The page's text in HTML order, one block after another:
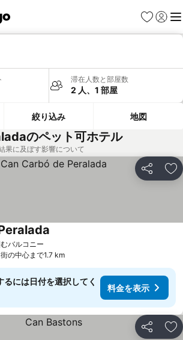
お気に入り
ログイ
メ
滞在人数と部屋数
2 人、1 部屋
絞り込み 地図
のペット可ホテル
果に及ぼす影響について
シェア お
バルコニー
街の中心まで1.7 km
には日付を選択してく
料金を表示
シェア お